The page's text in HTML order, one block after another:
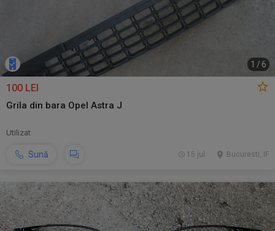
1 / 6
100 LEI
Grila din bara Opel Astra J
Utilizat
Sună Bucuresti, IF
15 jul.